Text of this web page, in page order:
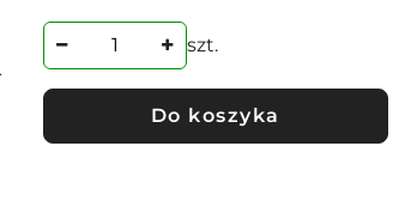
przed
szt.
Do koszyka